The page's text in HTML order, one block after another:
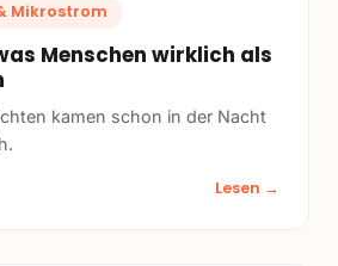
Mikrostrom
Menschen wirklich als
kamen schon in der Nacht
Lesen →